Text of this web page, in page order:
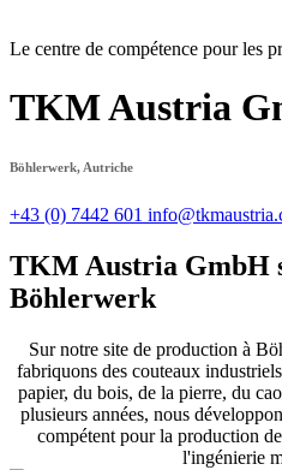
Le centre de compétence pour les
TKM Austria
Böhlerwerk, Autriche
+43 (0) 7442 601
TKM Austria GmbH
Böhlerwerk
Sur notre site de production à
fabriquons des couteaux
papier, du bois, de la pierre, du
plusieurs années, nous
compétent pour la production
l'ingénierie